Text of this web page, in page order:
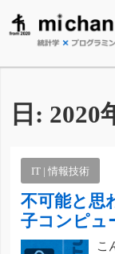
日: 2020
IT | 情報技術
不可能と思
子コンピュ
こ